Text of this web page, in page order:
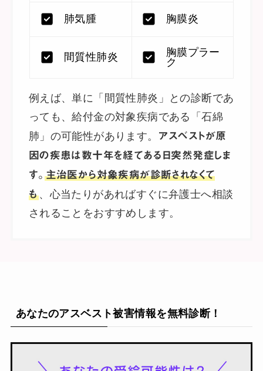
肺気腫 胸膜炎
間質性肺炎
胸膜プラー
ク
例えば、単に「間質性肺炎」との診断であ
っても、給付金の対象疾病である「石綿
肺」の可能性があります。
アスベストが原
因の疾患は数十年を経てある日突然発症しま
す。 主治医から対象疾病が診断されなくて
も 、心当たりがあればすぐに弁護士へ相談
されることをおすすめします。
あなたのアスベスト被害情報を無料診断！